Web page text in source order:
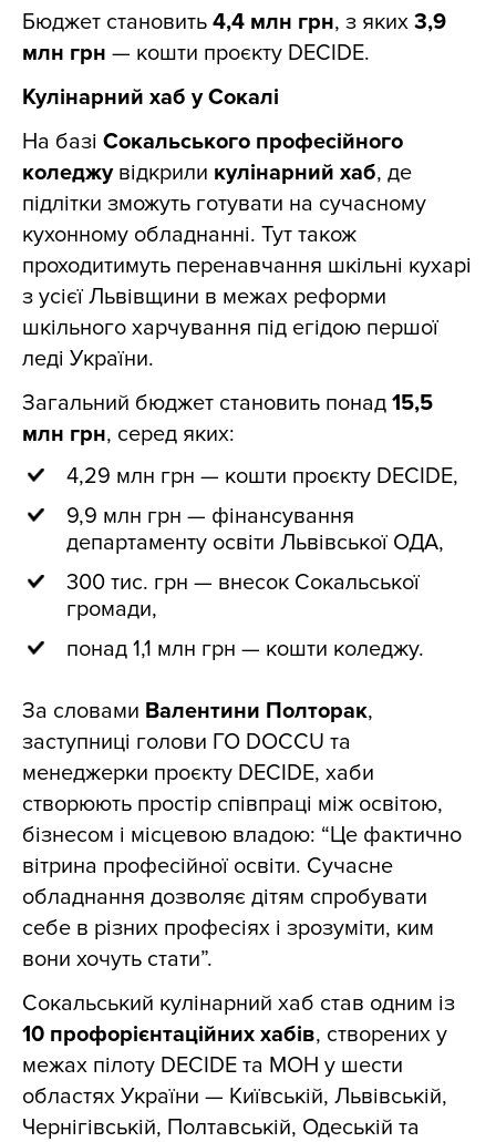
Бюджет становить 4,4 млн грн, з яких 3,9
млн грн — кошти проєкту DECIDE.
Кулінарний хаб у Сокалі
На базі Сокальського професійного
коледжувідкрили кулінарний хаб, де
підлітки зможуть готувати на сучасному
кухонному обладнанні. Тут також
проходитимуть перенавчання шкільні кухарі
з усієї Львівщини в межах реформи
шкільного харчування під егідою першої
леді України.
Загальний бюджет становить понад 15,5
млн грн, серед яких:
4,29 млн грн — кошти проєкту DECIDE,
9,9 млн грн — фінансування
департаменту освіти Львівської ОДА,
300 тис. грн — внесок Сокальської
громади,
понад 1,1 млн грн — кошти коледжу.
За словами Валентини Полторак,
заступниці голови ГО DOCCU та
менеджерки проєкту DECIDE, хаби
створюють простір співпраці між освітою,
бізнесом і місцевою владою: “Це фактично
вітрина професійної освіти. Сучасне
обладнання дозволяє дітям спробувати
себе в різних професіях і зрозуміти, ким
вони хочуть стати”.
Сокальський кулінарний хаб став одним із
10 профорієнтаційних хабів, створених у
межах пілоту DECIDE та МОН у шести
областях України — Київській, Львівській,
Чернігівській, Полтавській, Одеській та